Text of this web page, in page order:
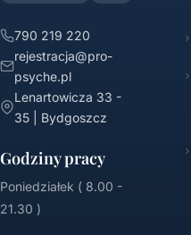
790 219 220
rejestracja@pro-
psyche.pl
Lenartowicza 33 -
35 | Bydgoszcz
Godziny pracy
Poniedziałek ( 8.00 -
21.30 )